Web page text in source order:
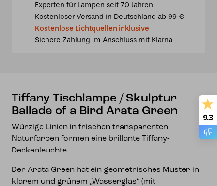
Skulptur
Ballade
Experten für Lampen seit 70 Jahren
Kostenloser Versand in Deutschland ab 99 €
Kostenlose Lichtquellen inklusive
Sichere Zahlung im Anschluss mit Klarna
Tiffany Tischlampe / Skulptur
Ballade of a Bird Arata Green
Würzige Linien in frischen transparenten
Naturfarben formen eine brillante Tiffany-
Deckenleuchte.
Der Arata Green hat ein geometrisches Muster in
klarem und grünem „Wasserglas“ (mit
9.3